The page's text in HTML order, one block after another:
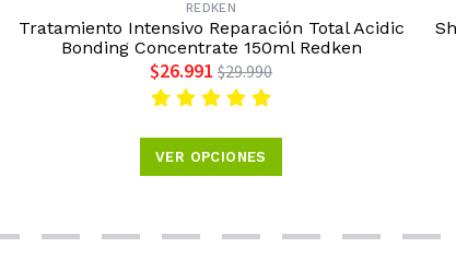
REDKEN
Tratamiento Intensivo Reparación Total Acidic
Bonding Concentrate 150ml Redken
$26.991 $29.990
VER OPCIONES